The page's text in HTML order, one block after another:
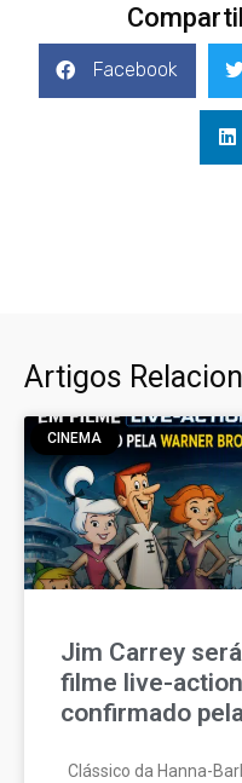
Facebook
Artigos
CINEMA
Jim Carrey
filme live-
confirmado
Clássico da Hanna-